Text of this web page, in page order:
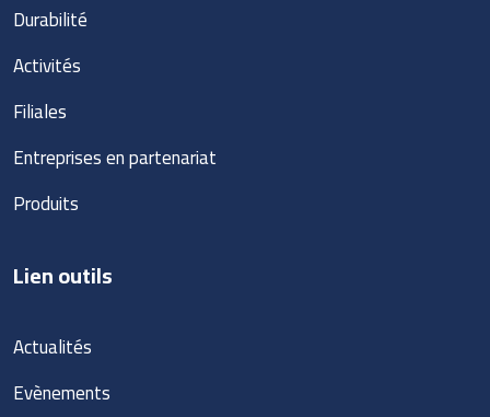
Durabilité
Activités
Filiales
Entreprises en partenariat
Produits
Lien outils
Actualités
Evènements